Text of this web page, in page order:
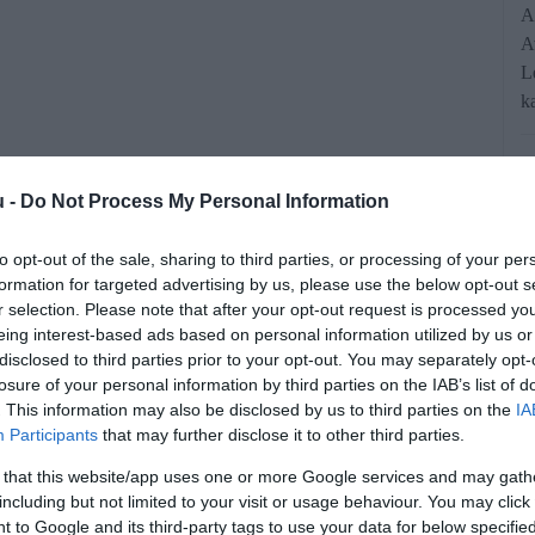
- Do Not Process My Personal Information
opt-out of the sale, sharing to third parties, or processing of your
for targeted advertising by us, please use the below opt-out
selection. Please note that after your opt-out request is processed
interest-based ads based on personal information utilized by us
to third parties prior to your opt-out. You may separately
of your personal information by third parties on the IAB’s list of
This information may also be disclosed by us to third parties on the
Participants that may further disclose it to other third parties.
that this website/app uses one or more Google services and may
but not limited to your visit or usage behaviour. You may
to Google and its third-party tags to use your data for below
a csomagküldés forgalmát, hogy
tiltott áruk érkezhetnek az
útvonalra kiterjed – ez alól a
Itt a tájékoztató arról, hogyan
az "okosolókra".